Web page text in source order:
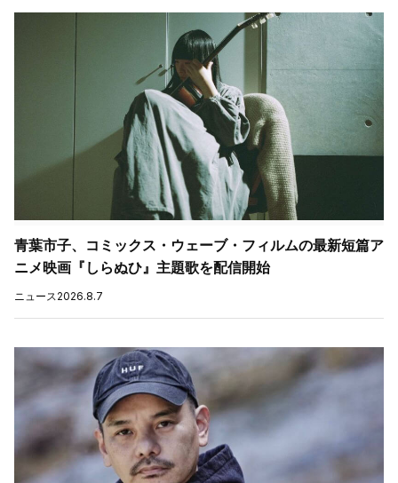
青葉市子、コミックス・ウェーブ・フィルムの最新短篇ア
ニメ映画『しらぬひ』主題歌を配信開始
ニュース 2026.8.7